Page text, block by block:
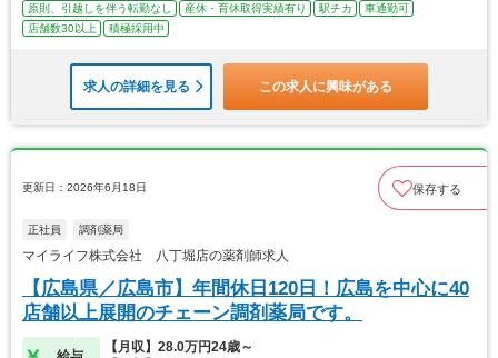
原則、引越しを伴う転勤なし
産休・育休取得実績有り 駅チカ
車通勤可
店舗数30以上
積極採用中
求人の詳細を見る この求人に興味がある
更新日：2026年6月18日 保存する
正社員 調剤薬局
マイライフ株式会社 八丁堀店の薬剤師求人
【広島県／広島市】年間休日120日！広島を中心に40
店舗以上展開のチェーン調剤薬局です。
【月収】28.0万円24歳～